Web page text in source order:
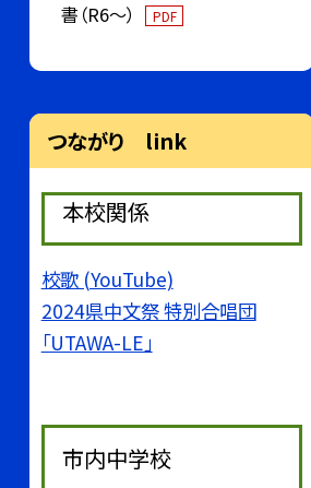
書（R6～）
PDF
つながり link
本校関係
校歌 (YouTube)
2024県中文祭 特別合唱団
「UTAWA-LE」
市内中学校